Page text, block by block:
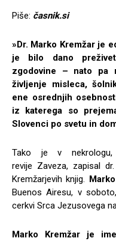
Piše: časnik.si
»Dr. Marko Kremžar je
je bilo dano
zgodovine – nato pa
življenje misleca,
ene osrednjih
iz katerega so
Slovenci po svetu in
Tako je v
revije Zaveza, zapisal dr.
Kremžarjevih knjig.
Buenos Airesu, v
cerkvi Srca Jezusovega
Marko Kremžar je